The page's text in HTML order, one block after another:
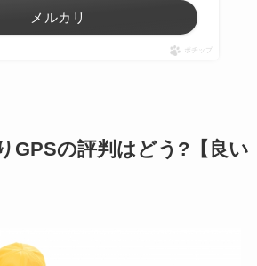
メルカリ
ポチップ
GPSの評判はどう?【良い